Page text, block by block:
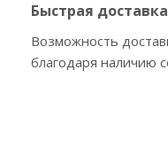
Быстрая доставка
Возможность
благодаря наличию